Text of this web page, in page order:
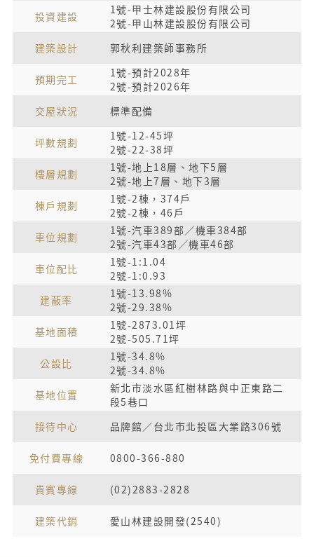
投資建設
1號-甲士林建設股份有限公司
2號-甲山林建設股份有限公司
建築設計
郭秋利建築師事務所
預期完工
1號-預計2028年
2號-預計2026年
交屋狀況
標準配備
坪數規劃
1號-12-45坪
2號-22-38坪
樓層規劃
1號-地上18層、地下5層
2號-地上7層、地下3層
棟戶規劃
1號-2棟，374戶
2號-2棟，46戶
車位規劃
1號-汽車389部／機車384部
2號-汽車43部／機車46部
車位配比
1號-1:1.04
2號-1:0.93
建蔽率
1號-13.98%
2號-29.38%
基地面積
1號-2873.01坪
2號-505.71坪
公設比
1號-34.8%
2號-34.8%
基地位置
新北市淡水區紅樹林路與中正東路二
段5巷口
接待中心
品牌館／台北市北投區大業路306號
免付費專線 0800-366-880
貴賓專線 (02)2883-2828
建築代銷 愛山林建設開發(2540)